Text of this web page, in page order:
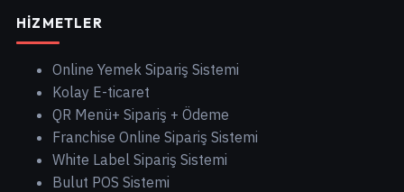
HIZMETLER
Online Yemek Sipariş Sistemi
Kolay E-ticaret
QR Menü+ Sipariş + Ödeme
Franchise Online Sipariş Sistemi
White Label Sipariş Sistemi
Bulut POS Sistemi